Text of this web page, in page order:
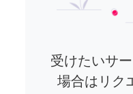
受けたいサ
場合はリク